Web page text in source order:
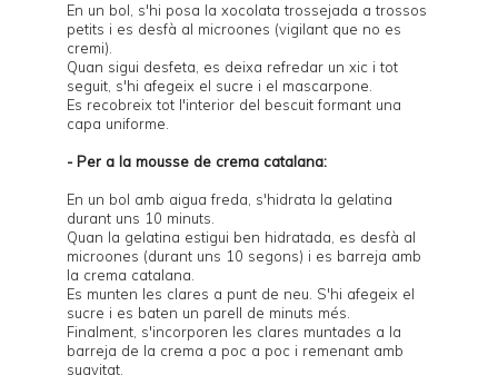
En un bol, s'hi posa la xocolata trossejada a trossos
petits i es desfà al microones (vigilant que no es
cremi).
Quan sigui desfeta, es deixa refredar un xic i tot
seguit, s'hi afegeix el sucre i el mascarpone.
Es recobreix tot l'interior del bescuit formant una
capa uniforme.
- Per a la mousse de crema catalana:
En un bol amb aigua freda, s'hidrata la gelatina
durant uns 10 minuts.
Quan la gelatina estigui ben hidratada, es desfà al
microones (durant uns 10 segons) i es barreja amb
la crema catalana.
Es munten les clares a punt de neu. S'hi afegeix el
sucre i es baten un parell de minuts més.
Finalment, s'incorporen les clares muntades a la
barreja de la crema a poc a poc i remenant amb
suavitat.